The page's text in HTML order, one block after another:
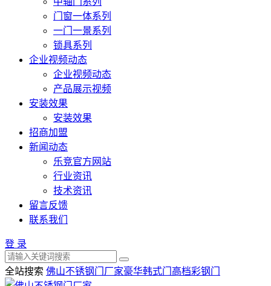
门窗一体系列
一门一景系列
锁具系列
企业视频动态
企业视频动态
产品展示视频
安装效果
安装效果
招商加盟
新闻动态
乐竞官方网站
行业资讯
技术资讯
留言反馈
联系我们
登 录
全站搜索 佛山不锈钢门厂家豪华韩式门 高档彩钢门